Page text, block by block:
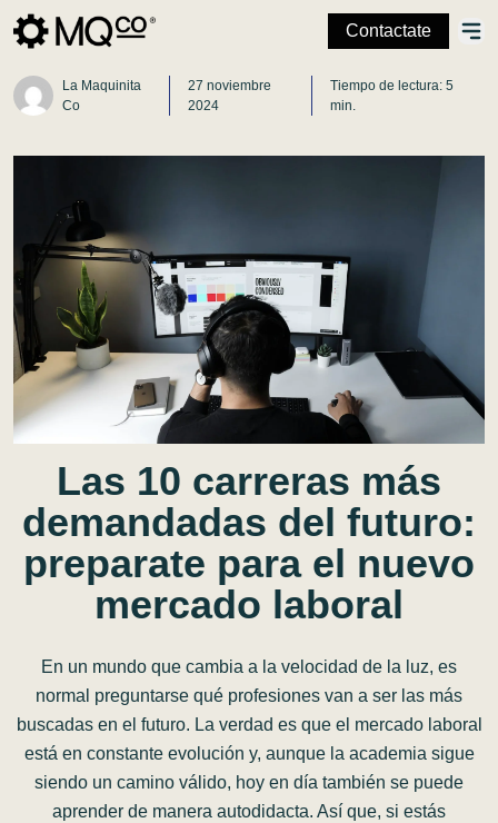
Contactate
La Maquinita
Co
27 noviembre
2024
Tiempo de lectura: 5
min.
Las 10 carreras más
demandadas del futuro:
preparate para el nuevo
mercado laboral
En un mundo que cambia a la velocidad de la luz, es
normal preguntarse qué profesiones van a ser las más
buscadas en el futuro. La verdad es que el mercado laboral
está en constante evolución y, aunque la academia sigue
siendo un camino válido, hoy en día también se puede
aprender de manera autodidacta. Así que, si estás